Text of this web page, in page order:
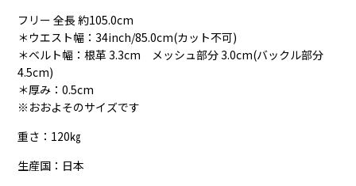
フリー 全長 約105.0cm
＊ウエスト幅：34inch/85.0cm(カット不可)
＊ベルト幅：根革 3.3cm メッシュ部分 3.0cm(バックル部分
4.5cm)
＊厚み：0.5cm
※おおよそのサイズです
重さ：120㎏
生産国：日本